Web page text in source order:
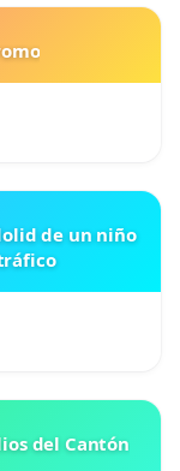
de un niño
del Cantón